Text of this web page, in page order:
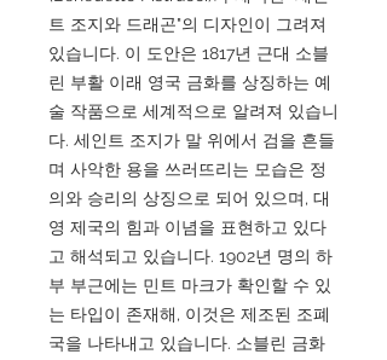
트 조지와 드래곤"의 디자인이 그려져
있습니다. 이 도안은 1817년 근대 소블
린 부활 이래 영국 금화를 상징하는 예
술 작품으로 세계적으로 알려져 있습니
다. 세인트 조지가 말 위에서 검을 흔들
며 사악한 용을 쓰러뜨리는 모습은 정
의와 승리의 상징으로 되어 있으며, 대
영 제국의 힘과 이념을 표현하고 있다
고 해석되고 있습니다. 1902년 명의 하
부 부근에는 민트 마크가 확인할 수 있
는 타입이 존재해, 이것은 제조된 조폐
국을 나타내고 있습니다. 소블린 금화